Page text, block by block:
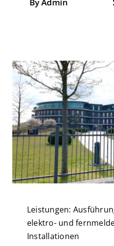
Leistungen:
elektro- und
Installationen